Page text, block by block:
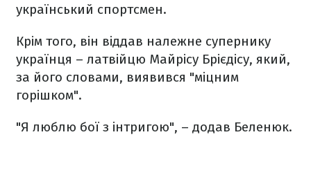
український спортсмен.
Крім того, він віддав належне супернику
українця – латвійцю Майрісу Брієдісу, який,
за його словами, виявився "міцним
горішком".
"Я люблю бої з інтригою", – додав Беленюк.